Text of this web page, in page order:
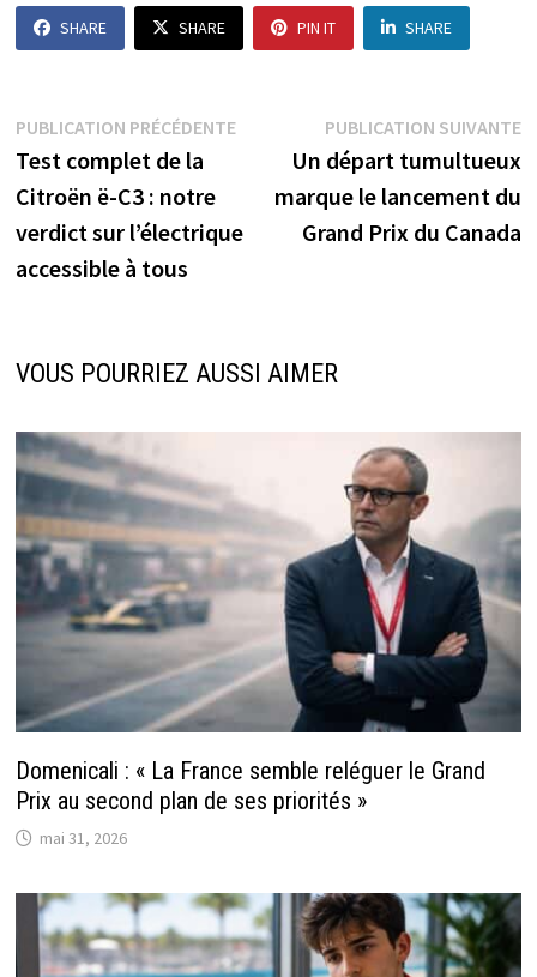
SHARE SHARE PIN IT SHARE
Navigation
de
l’article
PUBLICATION PRÉCÉDENTEPublication
précédente :
Test complet de la
Citroën ë-C3 : notre
verdict sur l’électrique
accessible à tous
PUBLICATION SUIVANTE
Un départ tumultueux
marque le lancement du
Grand Prix du Canada
VOUS POURRIEZ AUSSI AIMER
Domenicali : « La France semble reléguer le Grand
Prix au second plan de ses priorités »
mai 31, 2026